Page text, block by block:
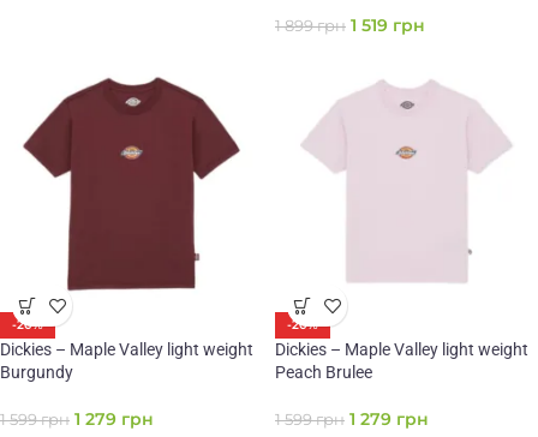
1 899грн 1 519 грн
-20%
Dickies – Maple Valley light weight
Burgundy
1 599грн 1 279 грн
-20%
Dickies – Maple Valley light weight
Peach Brulee
1 599грн 1 279 грн